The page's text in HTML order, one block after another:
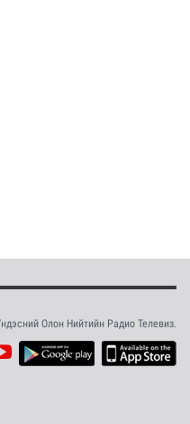
Олон Нийтийн Радио Телевиз.